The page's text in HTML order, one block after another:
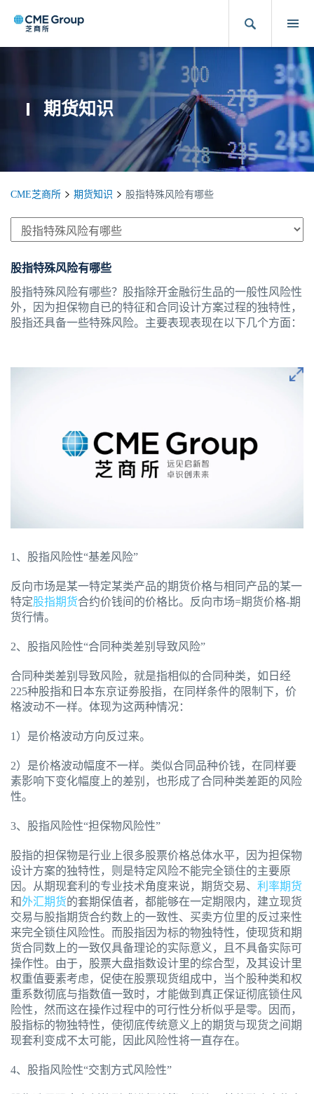
期货知识
CME芝商所 期货知识 股指特殊风险有哪些
股指特殊风险有哪些
股指特殊风险有哪些？股指除开金融衍生品的一般性风险性
外，因为担保物自已的特征和合同设计方案过程的独特性，
股指还具备一些特殊风险。主要表现表现在以下几个方面：
1、股指风险性“基差风险”
反向市场是某一特定某类产品的期货价格与相同产品的某一
特定股指期货合约价钱间的价格比。反向市场=期货价格-期
货行情。
2、股指风险性“合同种类差别导致风险”
合同种类差别导致风险，就是指相似的合同种类，如日经
225种股指和日本东京证劵股指，在同样条件的限制下，价
格波动不一样。体现为这两种情况：
1）是价格波动方向反过来。
2）是价格波动幅度不一样。类似合同品种价钱，在同样要
素影响下变化幅度上的差别，也形成了合同种类差距的风险
性。
3、股指风险性“担保物风险性”
股指的担保物是行业上很多股票价格总体水平，因为担保物
设计方案的独特性，则是特定风险不能完全锁住的主要原
因。从期现套利的专业技术角度来说，期货交易、 利率期货
和外汇期货的套期保值者，都能够在一定期限内，建立现货
交易与股指期货合约数上的一致性、买卖方位里的反过来性
来完全锁住风险性。而股指因为标的物独特性，使现货和期
货合同数上的一致仅具备理论的实际意义，且不具备实际可
操作性。由于，股票大盘指数设计里的综合型，及其设计里
权重值要素考虑，促使在股票现货组成中，当个股种类和权
重系数彻底与指数值一致时，才能做到真正保证彻底锁住风
险性，然而这在操作过程中的可行性分析似乎是零。因而，
股指标的物独特性，使彻底传统意义上的期货与现货之间期
现套利变成不太可能，因此风险性将一直存在。
4、股指风险性“交割方式风险性”